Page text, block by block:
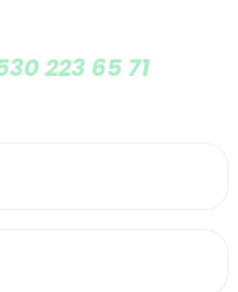
223 65 71